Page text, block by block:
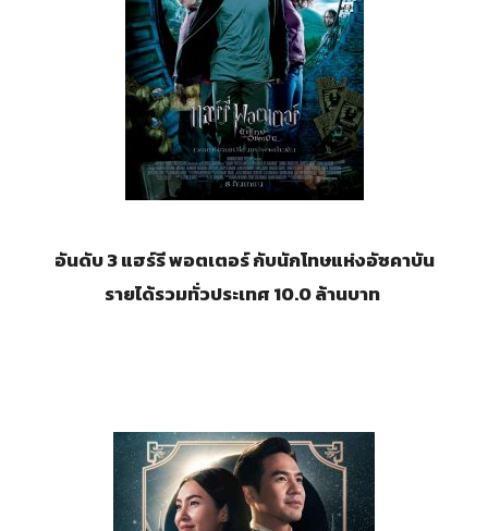
อันดับ 3 แฮร์รี พอตเตอร์ กับนักโทษแห่งอัซคาบัน
รายได้รวมทั่วประเทศ 10.0 ล้านบาท